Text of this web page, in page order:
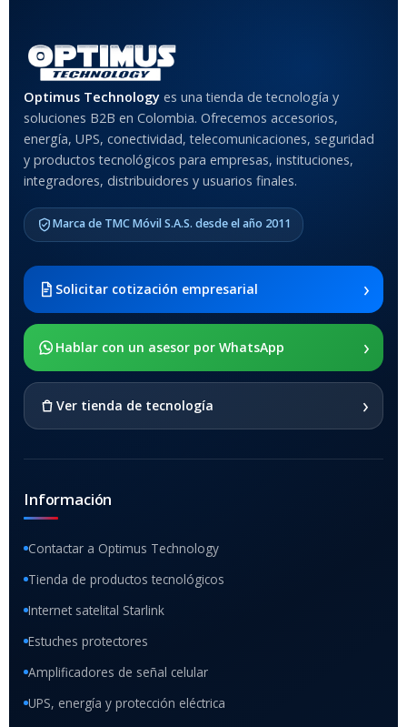
Anti-Shock
MODELO DE TABLETS
COMPATIBLES
2021 SM-x200 / Samsung
Galaxy Tab A8 10.5 2021 SM-
x205
SOPORTE DE APOYO
Optimus Technology es una tienda de tecnología y
soluciones B2B en Colombia. Ofrecemos accesorios,
energía, UPS, conectividad, telecomunicaciones, seguridad
y productos tecnológicos para empresas, instituciones,
integradores, distribuidores y usuarios finales.
Marca de TMC Móvil S.A.S. desde el año 2011
Solicitar cotización empresarial ›
Hablar con un asesor por WhatsApp ›
Ver tienda de tecnología ›
Información
Contactar a Optimus Technology
Tienda de productos tecnológicos
Internet satelital Starlink
Estuches protectores
Amplificadores de señal celular
UPS, energía y protección eléctrica